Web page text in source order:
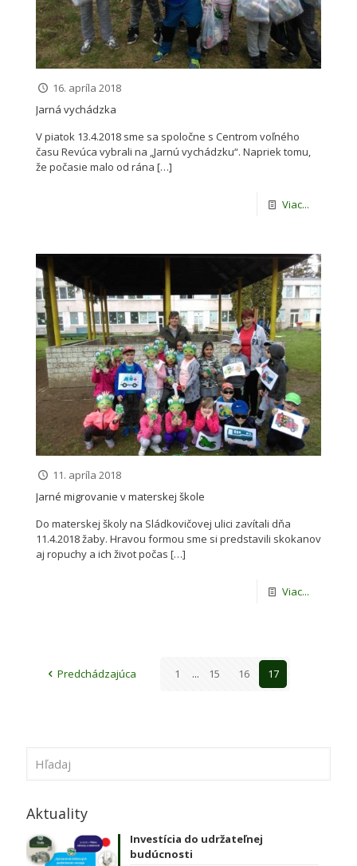
16. apríla 2018
Jarná vychádzka
V piatok 13.4.2018 sme sa spoločne s Centrom voľného
času Revúca vybrali na „Jarnú vychádzku“. Napriek tomu,
že počasie malo od rána […]
Viac...
11. apríla 2018
Jarné migrovanie v materskej škole
Do materskej školy na Sládkovičovej ulici zavítali dňa
11.4.2018 žaby. Hravou formou sme si predstavili skokanov
aj ropuchy a ich život počas […]
Viac...
Predchádzajúca 1 ... 15 16 17
Aktuality
Investícia do udržateľnej
budúcnosti